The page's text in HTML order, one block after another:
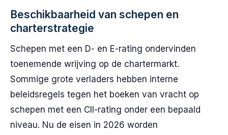
Beschikbaarheid van schepen en
charterstrategie
Schepen met een D- en E-rating ondervinden
toenemende wrijving op de chartermarkt.
Sommige grote verladers hebben interne
beleidsregels tegen het boeken van vracht op
schepen met een CII-rating onder een bepaald
niveau. Nu de eisen in 2026 worden